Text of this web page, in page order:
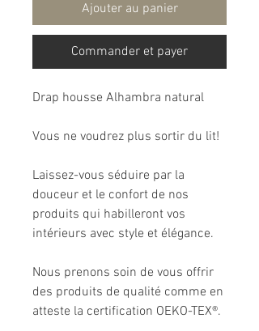
Ajouter au panier
Commander et payer
Drap housse Alhambra natural
Vous ne voudrez plus sortir du lit!
Laissez-vous séduire par la
douceur et le confort de nos
produits qui habilleront vos
intérieurs avec style et élégance.
Nous prenons soin de vous offrir
des produits de qualité comme en
atteste la certification OEKO-TEX®.